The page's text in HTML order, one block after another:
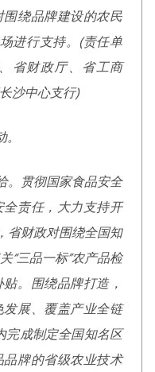
绕品牌建设的农民
进行支持。(责任单
省财政厅、省工商
沙中心支行)
贯彻国家食品安全
责任，大力支持开
省财政对围绕全国知
“三品一标”农产品检
。围绕品牌打造，
展、覆盖产业全链
完成制定全国知名区
牌的省级农业技术